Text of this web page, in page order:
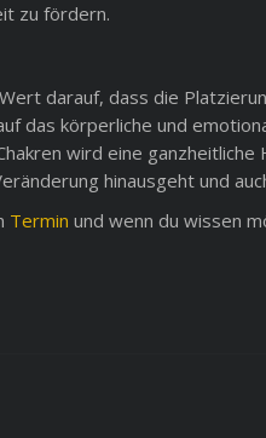
zu fördern.
darauf, dass die
das körperliche und
wird eine
hinausgeht und
Termin und wenn du wissen